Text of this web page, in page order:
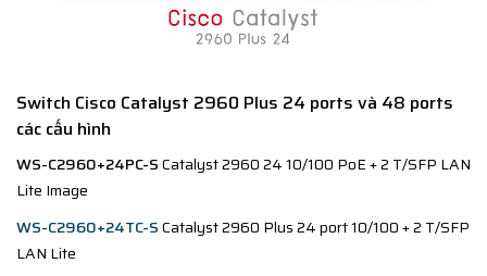
Switch Cisco Catalyst 2960 Plus 24 ports và 48 ports
các cấu hình​
WS-C2960+24PC-SCatalyst 2960 24 10/100 PoE + 2 T/SFP LAN
Lite Image
WS-C2960+24TC-SCatalyst 2960 Plus 24 port 10/100 + 2 T/SFP
LAN Lite